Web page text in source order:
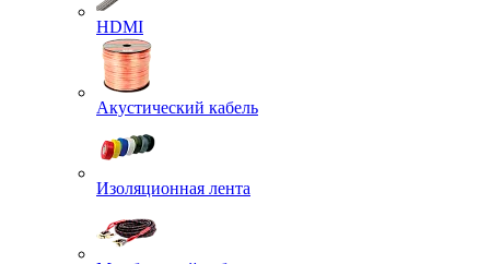
HDMI
Акустический кабель
Изоляционная лента